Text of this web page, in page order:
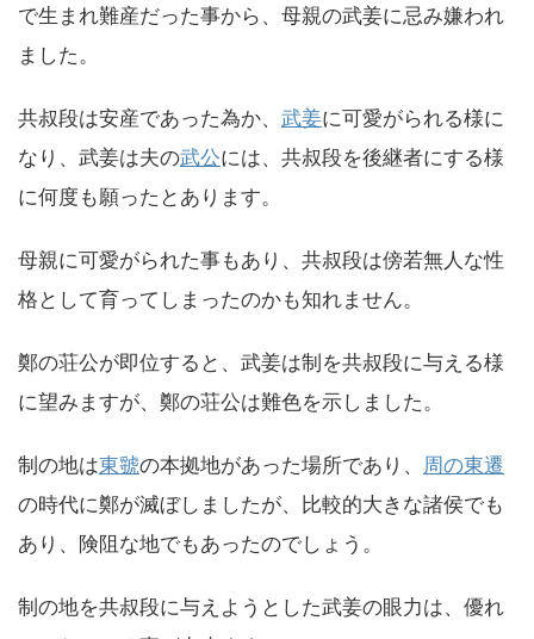
で生まれ難産だった事から、母親の武姜に忌み嫌われ
ました。
共叔段は安産であった為か、 武姜に可愛がられる様に
なり、武姜は夫の武公には、共叔段を後継者にする様
に何度も願ったとあります。
母親に可愛がられた事もあり、共叔段は傍若無人な性
格として育ってしまったのかも知れません。
鄭の荘公が即位すると、武姜は制を共叔段に与える様
に望みますが、鄭の荘公は難色を示しました。
制の地は東虢の本拠地があった場所であり、 周の東遷
の時代に鄭が滅ぼしましたが、比較的大きな諸侯でも
あり、険阻な地でもあったのでしょう。
制の地を共叔段に与えようとした武姜の眼力は、優れ